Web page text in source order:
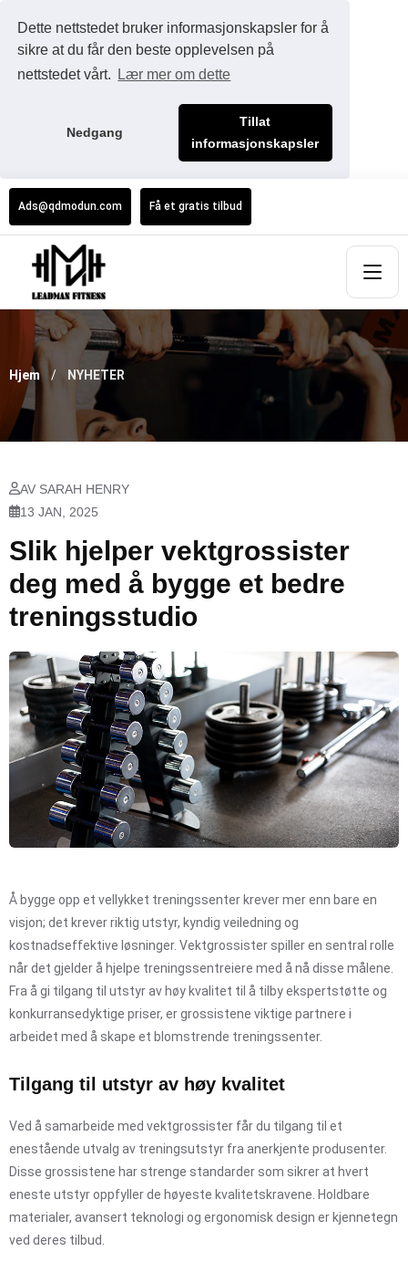
Dette nettstedet bruker informasjonskapsler for å
sikre at du får den beste opplevelsen på
nettstedet vårt.
Lær mer om dette
Nedgang
Tillat
informasjonskapsler
Ads@qdmodun.com Få et gratis tilbud
Hjem NYHETER
AV SARAH HENRY
13 JAN, 2025
Slik hjelper vektgrossister
deg med å bygge et bedre
treningsstudio
Å bygge opp et vellykket treningssenter krever mer enn bare en
visjon; det krever riktig utstyr, kyndig veiledning og
kostnadseffektive løsninger. Vektgrossister spiller en sentral rolle
når det gjelder å hjelpe treningssentreiere med å nå disse målene.
Fra å gi tilgang til utstyr av høy kvalitet til å tilby ekspertstøtte og
konkurransedyktige priser, er grossistene viktige partnere i
arbeidet med å skape et blomstrende treningssenter.
Tilgang til utstyr av høy kvalitet
Ved å samarbeide med vektgrossister får du tilgang til et
enestående utvalg av treningsutstyr fra anerkjente produsenter.
Disse grossistene har strenge standarder som sikrer at hvert
eneste utstyr oppfyller de høyeste kvalitetskravene. Holdbare
materialer, avansert teknologi og ergonomisk design er kjennetegn
ved deres tilbud.